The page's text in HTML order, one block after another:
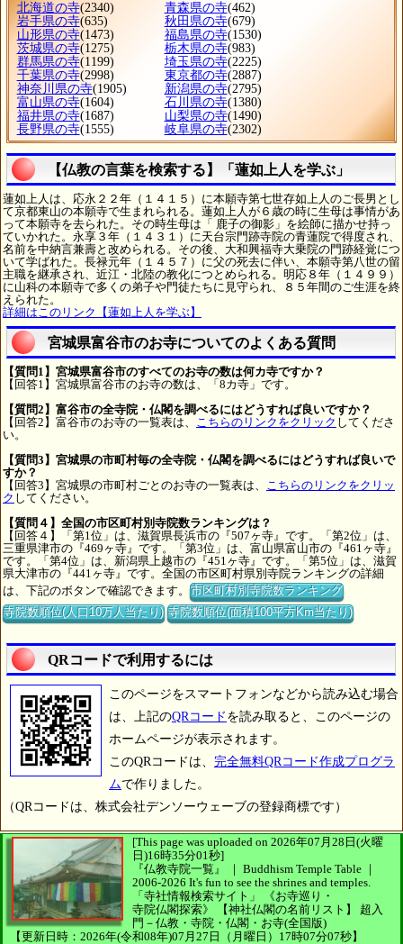
北海道の寺(2340) 青森県の寺(462)
岩手県の寺(635) 秋田県の寺(679)
山形県の寺(1473) 福島県の寺(1530)
茨城県の寺(1275) 栃木県の寺(983)
群馬県の寺(1199) 埼玉県の寺(2225)
千葉県の寺(2998) 東京都の寺(2887)
神奈川県の寺(1905) 新潟県の寺(2795)
富山県の寺(1604) 石川県の寺(1380)
福井県の寺(1687) 山梨県の寺(1490)
長野県の寺(1555) 岐阜県の寺(2302)
【仏教の言葉を検索する】「蓮如上人を学ぶ」
蓮如上人は、応永２２年（１４１５）に本願寺第七世存如上人のご長男とし
て京都東山の本願寺で生まれられる。蓮如上人が６歳の時に生母は事情があ
って本願寺を去られた。その時生母は「 鹿子の御影」を絵師に描かせ持っ
ていかれた。永享３年（１４３１）に天台宗門跡寺院の青蓮院で得度され、
名前を中納言兼壽と改められる。その後、大和興福寺大乗院の門跡経覚につ
いて学ばれた。長禄元年（１４５７）に父の死去に伴い、本願寺第八世の留
主職を継承され、近江・北陸の教化につとめられる。明応８年（１４９９）
に山科の本願寺で多くの弟子や門徒たちに見守られ、８５年間のご生涯を終
えられた。
詳細はこのリンク【蓮如上人を学ぶ】
宮城県富谷市のお寺についてのよくある質問
【質問1】宮城県富谷市のすべてのお寺の数は何カ寺ですか？
【回答1】宮城県富谷市のお寺の数は、「8カ寺」です。
【質問2】富谷市の全寺院・仏閣を調べるにはどうすれば良いですか？
【回答2】富谷市のお寺の一覧表は、
こちらのリンクをクリック してくださ
い。
【質問3】宮城県の市町村毎の全寺院・仏閣を調べるにはどうすれば良いで
すか？
【回答3】宮城県の市町村ごとのお寺の一覧表は、
こちらのリンクをクリッ
ク してください。
【質問４】全国の市区町村別寺院数ランキングは？
【回答４】「第1位」は、滋賀県長浜市の『507ヶ寺』です。「第2位」は、
三重県津市の『469ヶ寺』です。「第3位」は、富山県富山市の『461ヶ寺』
です。「第4位」は、新潟県上越市の『451ヶ寺』です。「第5位」は、滋賀
県大津市の『441ヶ寺』です。全国の市区町村県別寺院ランキングの詳細
は、下記のボタンで確認できます。市区町村別寺院数ランキング
寺院数順位(人口10万人当たり) 寺院数順位(面積100平方Km当たり)
QRコードで利用するには
このページをスマートフォンなどから読み込む場合
は、上記のQRコード を読み取ると、このページの
ホームページが表示されます。
このQRコードは、 完全無料QRコード作成プログラ
ムで作りました。
（QRコードは、株式会社デンソーウェーブの登録商標です）
[This page was uploaded on 2026年07月28日(火曜
日)16時35分01秒]
『仏教寺院一覧』 ｜ Buddhism Temple Table ｜
2006-2026 It's fun to see the shrines and temples.
「寺社情報検索サイト」
《お寺巡り・
寺院仏閣探索》
【神社仏閣の名前リスト】
超入
門－仏教・寺院・仏閣・お寺(全国版)
【更新日時：2026年(令和08年)07月27日（月曜日）17時07分07秒】